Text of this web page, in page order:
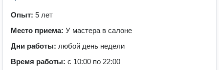
Опыт: 5 лет
Место приема: У мастера в салоне
Дни работы: любой день недели
Время работы: с 10:00 по 22:00